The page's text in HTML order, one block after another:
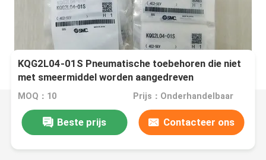
KQG2L04-01S Pneumatische toebehoren die niet
met smeermiddel worden aangedreven
MOQ：10 Prijs：Onderhandelbaar
Beste prijs Contacteer ons